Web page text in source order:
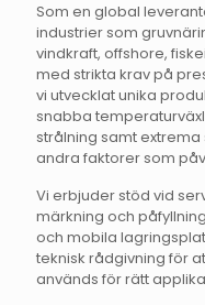
Som en global
industrier som
vindkraft, offshore,
med strikta krav på
vi utvecklat unika
snabba
strålning samt
andra faktorer som
Vi erbjuder stöd vid
märkning och
och mobila
teknisk rådgivning för
används för rätt